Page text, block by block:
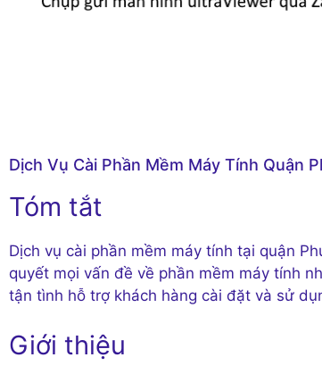
Dịch Vụ Cài Phần Mềm Máy Tính Quận
Tóm tắt
Dịch vụ cài phần mềm máy tính tại quận
quyết mọi vấn đề về phần mềm máy tính
tận tình hỗ trợ khách hàng cài đặt và sử
Giới thiệu